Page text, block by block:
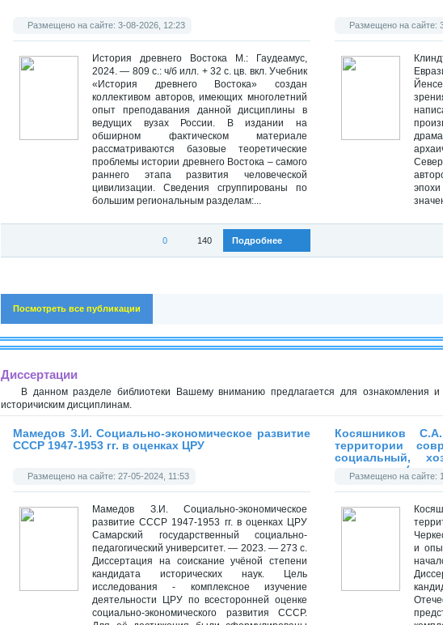
Размещено на сайте: 3-08-2026, 12:23
История древнего Востока М.: Гаудеамус,
2024. — 809 с.: ч/б илл. + 32 с. цв. вкл. Учебник
«История древнего Востока» создан
коллективом авторов, имеющих многолетний
опыт преподавания данной дисциплины в
ведущих вузах России. В издании на
обширном фактическом материале
рассматриваются базовые теоретические
проблемы истории древнего Востока – самого
раннего этапа развития человеческой
цивилизации. Сведения сгруппированы по
большим региональным разделам:...
Подробнее
140
0
Размещено на сайте:
эпохи
Посмотреть все публикации
Диссертации
В данном разделе библиотеки Вашему вниманию предлагается для ознакомления и
историчиским дисциплинам.
Мамедов З.И. Социально-экономическое развитие
СССР 1947-1953 гг. в оценках ЦРУ
Размещено на сайте: 27-05-2024, 11:53
Мамедов З.И. Социально-экономическое
развитие СССР 1947-1953 гг. в оценках ЦРУ
Самарский государственный социально-
педагогический университет. — 2023. — 273 с.
Диссертация на соискание учёной степени
кандидата исторических наук. Цель
исследования - комплексное изучение
деятельности ЦРУ по всесторонней оценке
социально-экономического развития СССР.
Косяшников
территории
социальный,
управления
Размещено на сайте:
и